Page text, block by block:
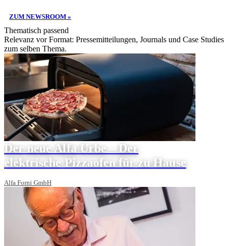
ZUM NEWSROOM »
Thematisch passend
Relevanz vor Format: Pressemitteilungen, Journals und Case Studies
zum selben Thema.
Der neue Alfa Urbe – Der
elektrische Pizzaofen für zu Hause
Alfa Forni GmbH